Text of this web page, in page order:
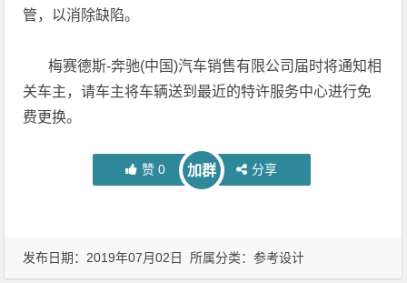
管，以消除缺陷。
梅赛德斯-奔驰(中国)汽车销售有限公司届时将通知相
关车主，请车主将车辆送到最近的特许服务中心进行免
费更换。
赞 0 加群 分享
发布日期：2019年07月02日 所属分类：参考设计